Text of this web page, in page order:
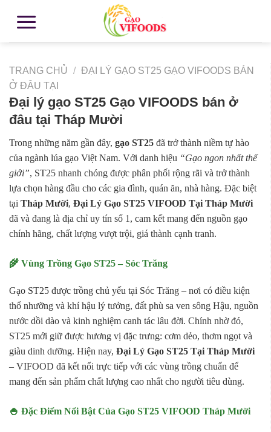
TRANG CHỦ / ĐẠI LÝ GẠO ST25 GẠO VIFOODS BÁN
Ở ĐÂU TẠI
Đại lý gạo ST25 Gạo VIFOODS bán ở
đâu tại Tháp Mười
Trong những năm gần đây, gạo ST25 đã trở thành niềm tự hào
của ngành lúa gạo Việt Nam. Với danh hiệu “Gạo ngon nhất thế
giới”, ST25 nhanh chóng được phân phối rộng rãi và trở thành
lựa chọn hàng đầu cho các gia đình, quán ăn, nhà hàng. Đặc biệt
tại Tháp Mười, Đại Lý Gạo ST25 VIFOOD Tại Tháp Mười
đã và đang là địa chỉ uy tín số 1, cam kết mang đến nguồn gạo
chính hãng, chất lượng vượt trội, giá thành cạnh tranh.
🌾 Vùng Trồng Gạo ST25 – Sóc Trăng
Gạo ST25 được trồng chủ yếu tại Sóc Trăng – nơi có điều kiện
thổ nhưỡng và khí hậu lý tưởng, đất phù sa ven sông Hậu, nguồn
nước dồi dào và kinh nghiệm canh tác lâu đời. Chính nhờ đó,
ST25 mới giữ được hương vị đặc trưng: cơm dẻo, thơm ngọt và
giàu dinh dưỡng. Hiện nay, Đại Lý Gạo ST25 Tại Tháp Mười
– VIFOOD đã kết nối trực tiếp với các vùng trồng chuẩn để
mang đến sản phẩm chất lượng cao nhất cho người tiêu dùng.
🍚 Đặc Điểm Nổi Bật Của Gạo ST25 VIFOOD Tháp Mười